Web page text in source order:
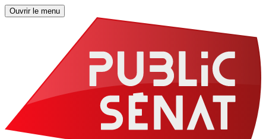
Ouvrir le menu